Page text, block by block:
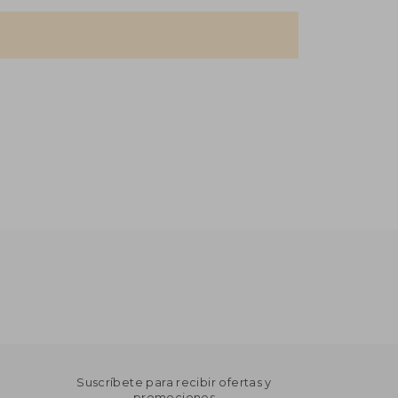
Suscríbete para recibir ofertas y